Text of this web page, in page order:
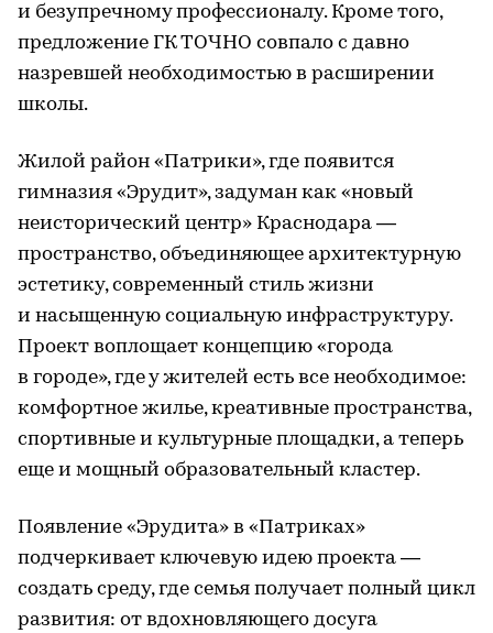
и безупречному профессионалу. Кроме того,
предложение ГК ТОЧНО совпало с давно
назревшей необходимостью в расширении
школы.
Жилой район «Патрики», где появится
гимназия «Эрудит», задуман как «новый
неисторический центр» Краснодара —
пространство, объединяющее архитектурную
эстетику, современный стиль жизни
и насыщенную социальную инфраструктуру.
Проект воплощает концепцию «города
в городе», где у жителей есть все необходимое:
комфортное жилье, креативные пространства,
спортивные и культурные площадки, а теперь
еще и мощный образовательный кластер.
Появление «Эрудита» в «Патриках»
подчеркивает ключевую идею проекта —
создать среду, где семья получает полный цикл
развития: от вдохновляющего досуга